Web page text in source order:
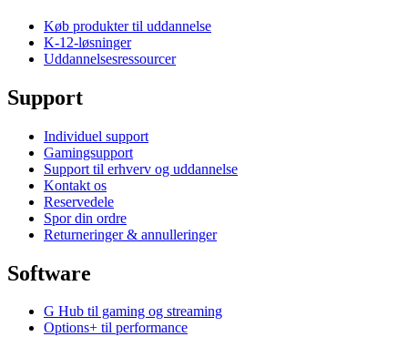
Køb produkter til uddannelse
K-12-løsninger
Uddannelsesressourcer
Support
Individuel support
Gamingsupport
Support til erhverv og uddannelse
Kontakt os
Reservedele
Spor din ordre
Returneringer & annulleringer
Software
G Hub til gaming og streaming
Options+ til performance